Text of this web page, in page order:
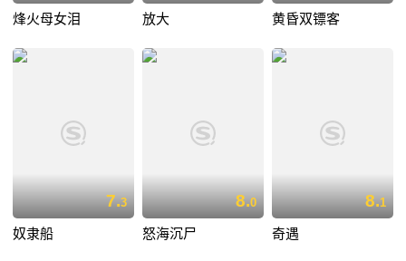
烽火母女泪 放大 黄昏双镖客
7.3
奴隶船
8.0
怒海沉尸
8.1
奇遇